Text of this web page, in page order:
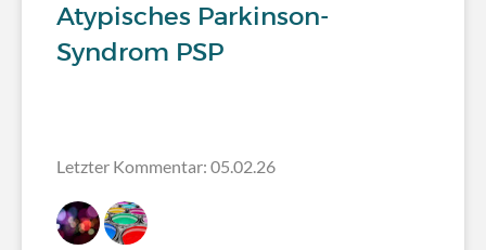
Atypisches Parkinson-
Syndrom PSP
Letzter Kommentar: 05.02.26